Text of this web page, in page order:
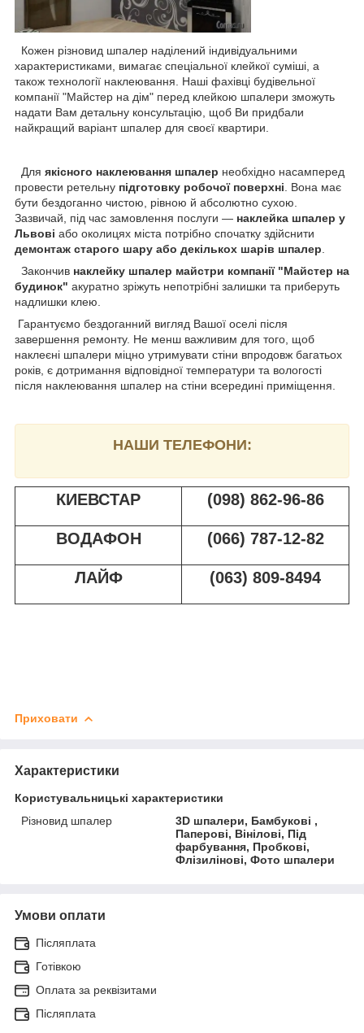
Кожен різновид шпалер наділений індивідуальними
характеристиками, вимагає спеціальної клейкої суміші, а
також технології наклеювання. Наші фахівці будівельної
компанії "Майстер на дім" перед клейкою шпалери зможуть
надати Вам детальну консультацію, щоб Ви придбали
найкращий варіант шпалер для своєї квартири.
Для якісного наклеювання шпалер необхідно насамперед
провести ретельну підготовку робочої поверхні. Вона має
бути бездоганно чистою, рівною й абсолютно сухою.
Зазвичай, під час замовлення послуги — наклейка шпалер у
Львові або околицях міста потрібно спочатку здійснити
демонтаж старого шару або декількох шарів шпалер.
Закончив наклейку шпалер майстри компанії "Майстер на
будинок" акуратно зріжуть непотрібні залишки та приберуть
надлишки клею.
Гарантуємо бездоганний вигляд Вашої оселі після
завершення ремонту. Не менш важливим для того, щоб
наклеєні шпалери міцно утримувати стіни впродовж багатьох
років, є дотримання відповідної температури та вологості
після наклеювання шпалер на стіни всередині приміщення.
НАШИ ТЕЛЕФОНИ:
КИЕВСТАР (098) 862-96-86
ВОДАФОН (066) 787-12-82
ЛАЙФ (063) 809-8494
Приховати
Характеристики
Користувальницькі характеристики
Різновид шпалер
3D шпалери, Бамбукові ,
Паперові, Вінілові, Під
фарбування, Пробкові,
Флізилінові, Фото шпалери
Умови оплати
Післяплата
Готівкою
Оплата за реквізитами
Післяплата